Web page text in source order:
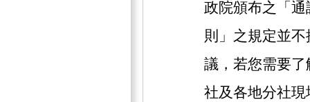
政院頒布之「
則」之規定並
議，若您需要
社及各地分社